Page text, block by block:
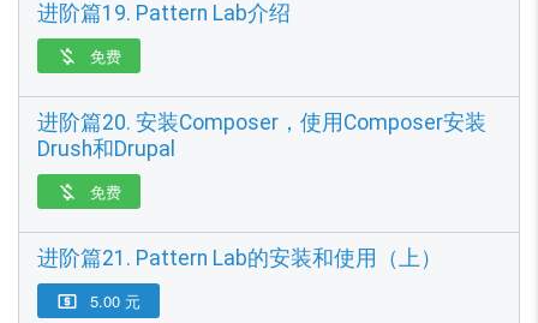
进阶篇19. Pattern Lab介绍
 免费
进阶篇20. 安装Composer，使用Composer安装
Drush和Drupal
 免费
进阶篇21. Pattern Lab的安装和使用（上）
 5.00 元